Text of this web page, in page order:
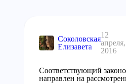
Соколовская
Елизавета
12
апреля,
2016
Соответствующий
направлен на